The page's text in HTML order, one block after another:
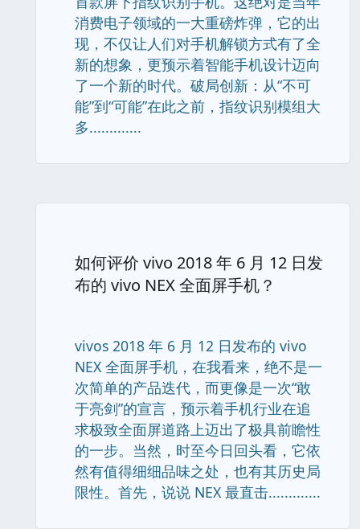
消费电子领域的一大重磅炸弹，它的出
现，不仅让人们对手机解锁方式有了全
新的想象，更预示着智能手机设计迈向
了一个新的时代。破局创新：从“不可
能”到“可能”在此之前，指纹识别模组大
多.............
如何评价 vivo 2018 年 6 月 12 日发
布的 vivo NEX 全面屏手机？
vivos 2018 年 6 月 12 日发布的 vivo
NEX 全面屏手机，在我看来，绝不是一
次简单的产品迭代，而更像是一次“敢
于亮剑”的宣言，预示着手机行业在追
求极致全面屏道路上迈出了极具前瞻性
的一步。当然，时至今日回头看，它依
然有值得细细品味之处，也有其历史局
限性。首先，说说 NEX 最直击.............